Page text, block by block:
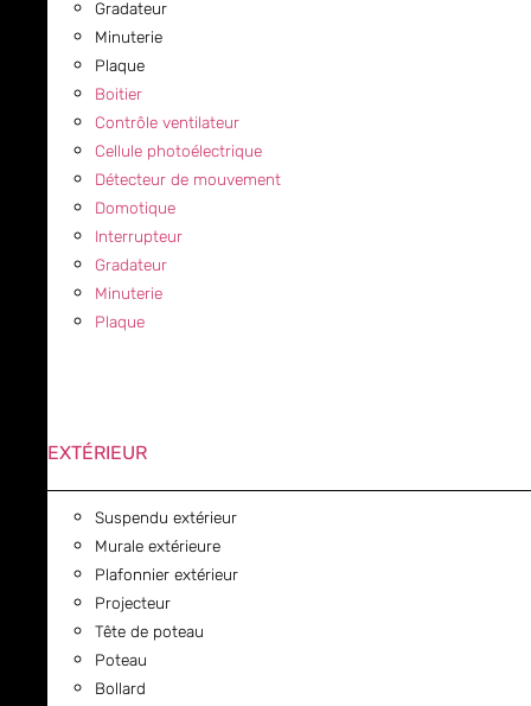
Gradateur
Minuterie
Plaque
Boitier
Contrôle ventilateur
Cellule photoélectrique
Détecteur de mouvement
Domotique
Interrupteur
Gradateur
Minuterie
Plaque
EXTÉRIEUR
Suspendu extérieur
Murale extérieure
Plafonnier extérieur
Projecteur
Tête de poteau
Poteau
Bollard